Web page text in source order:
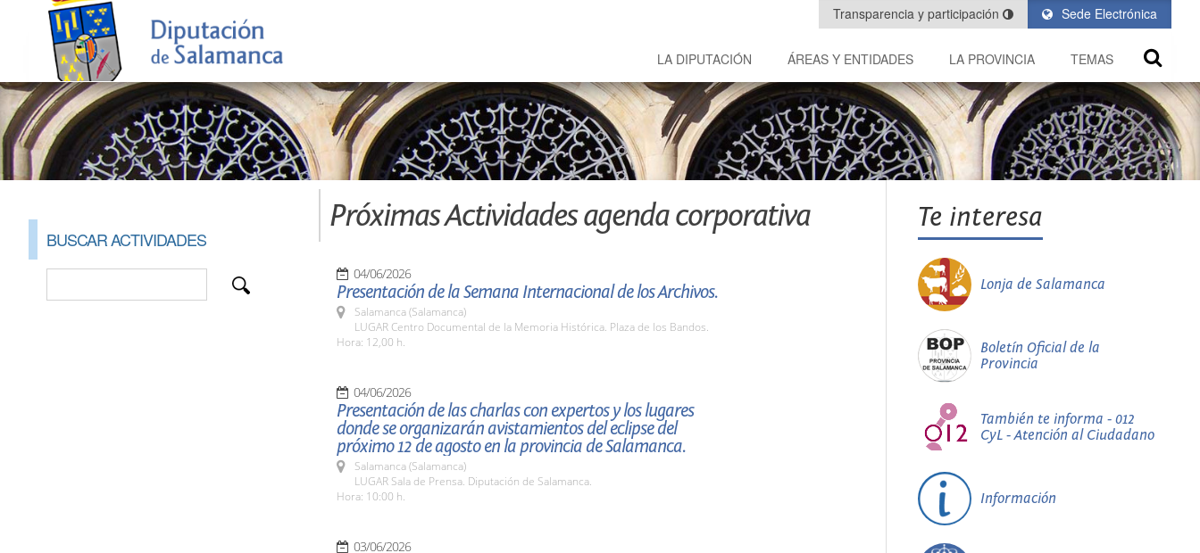
Sede Electrónica
Transparencia y participación
LA DIPUTACIÓN ÁREAS Y ENTIDADES LA PROVINCIA TEMAS
BUSCAR ACTIVIDADES
Próximas Actividades agenda corporativa
04/06/2026
Presentación de la Semana Internacional de los Archivos.
Salamanca (Salamanca)
LUGAR Centro Documental de la Memoria Histórica. Plaza de los Bandos.
Hora: 12,00 h.
04/06/2026
Presentación de las charlas con expertos y los lugares
donde se organizarán avistamientos del eclipse del
próximo 12 de agosto en la provincia de Salamanca.
Salamanca (Salamanca)
LUGAR Sala de Prensa. Diputación de Salamanca.
Hora: 10:00 h.
03/06/2026
Te interesa
Lonja de Salamanca
Boletín Oficial de la
Provincia
También te informa - 012
CyL - Atención al Ciudadano
Información